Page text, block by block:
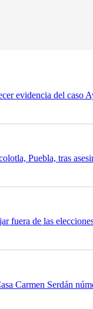
evidencia del caso
Puebla, tras
fuera de las
Carmen Serdán